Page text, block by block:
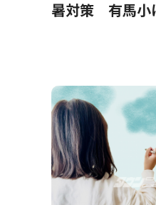
暑対策 有馬小